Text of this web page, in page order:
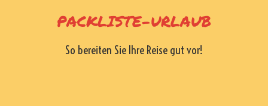
PACKLISTE-URLAUB
So bereiten Sie Ihre Reise gut vor!